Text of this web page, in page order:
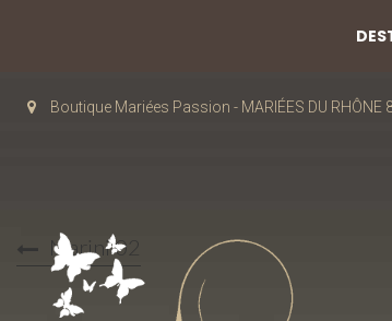
Boutique Mariées Passion - MARIÉES DU
Marini 02